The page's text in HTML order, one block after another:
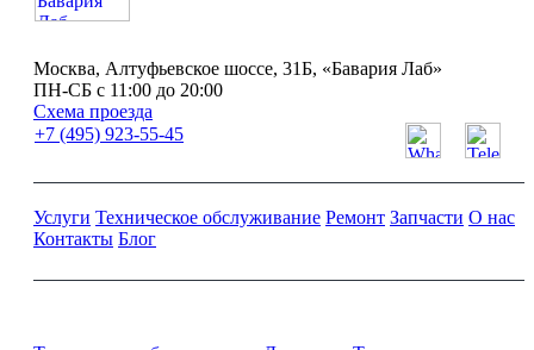
Москва, Алтуфьевское шоссе, 31Б, «Бавария Лаб»
ПН-СБ с 11:00 до 20:00
Схема проезда
+7 (495) 923-55-45
Услуги Техническое обслуживание Ремонт Запчасти О нас
Контакты Блог